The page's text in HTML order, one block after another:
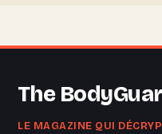
The
LE MAGAZINE QUI